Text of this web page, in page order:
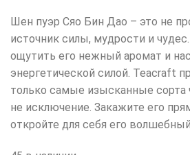
Шен пуэр Сяо Бин Дао – это не
источник силы, мудрости и
ощутить его нежный аромат и
энергетической силой. Teacraft
только самые изысканные сорта
не исключение. Закажите его
откройте для себя его